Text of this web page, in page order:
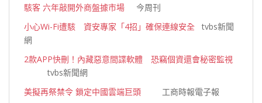
駭客 六年敲開外商盤據市場 今周刊
小心Wi-Fi遭駭 資安專家「4招」確保連線安全 tvbs新聞
網
2款APP快刪！內藏惡意間諜軟體 恐竊個資還會秘密監視
tvbs新聞網
美擬再祭禁令 鎖定中國雲端巨頭 工商時報電子報